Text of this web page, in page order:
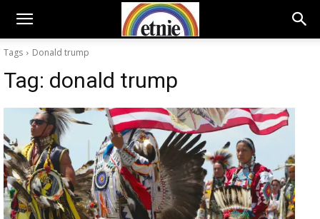
Tags Donald trump
Tag: donald trump